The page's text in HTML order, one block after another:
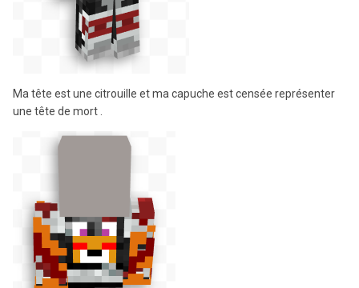
Ma tête est une citrouille et ma capuche est censée représenter
une tête de mort .